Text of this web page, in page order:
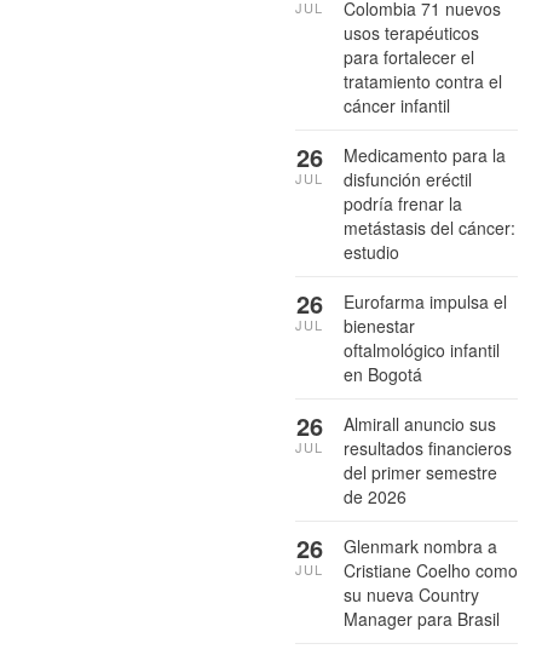
Colombia 71 nuevos
usos terapéuticos
para fortalecer el
tratamiento contra el
cáncer infantil
JUL
Medicamento para la
disfunción eréctil
podría frenar la
metástasis del cáncer:
estudio
26
JUL
Eurofarma impulsa el
bienestar
oftalmológico infantil
en Bogotá
26
JUL
Almirall anuncio sus
resultados financieros
del primer semestre
de 2026
26
JUL
Glenmark nombra a
Cristiane Coelho como
su nueva Country
Manager para Brasil
26
JUL